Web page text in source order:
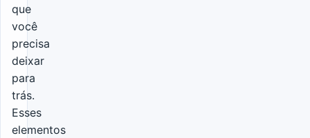
que
você
precisa
deixar
para
trás.
Esses
elementos